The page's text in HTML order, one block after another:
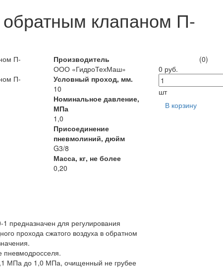
клапаном П-
Производитель
ООО «ГидроТехМаш»
Условный проход, мм.
10
Номинальное давление,
МПа
1,0
Присоединение
пневмолиний, дюйм
G3/8
Масса, кг, не более
0,20
(0)
0 руб.
шт
В корзину
предназначен для регулирования
прохода сжатого воздуха в обратном
пневмодросселя.
МПа до 1,0 МПа, очищенный не грубее